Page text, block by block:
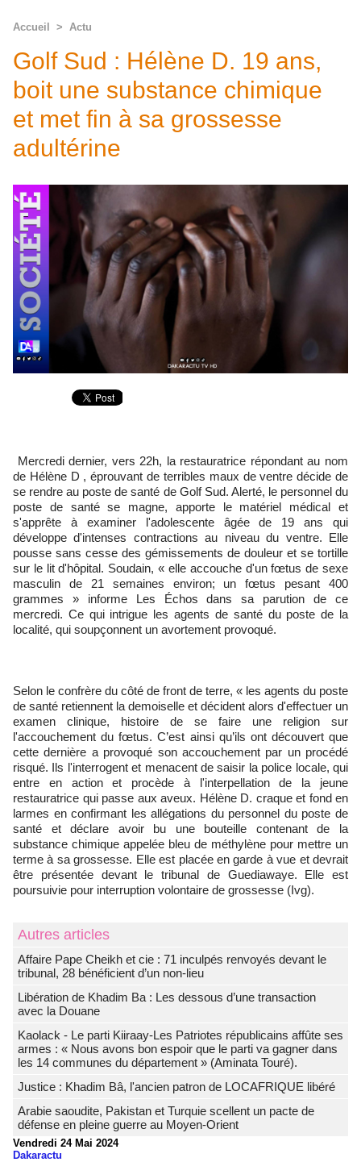
Accueil > Actu
Golf Sud : Hélène D. 19 ans,
boit une substance chimique
et met fin à sa grossesse
adultérine
Mercredi dernier, vers 22h, la restauratrice répondant au nom
de Hélène D , éprouvant de terribles maux de ventre décide de
se rendre au poste de santé de Golf Sud. Alerté, le personnel du
poste de santé se magne, apporte le matériel médical et
s'apprête à examiner l'adolescente âgée de 19 ans qui
développe d'intenses contractions au niveau du ventre. Elle
pousse sans cesse des gémissements de douleur et se tortille
sur le lit d'hôpital. Soudain, « elle accouche d'un fœtus de sexe
masculin de 21 semaines environ; un fœtus pesant 400
grammes » informe Les Échos dans sa parution de ce
mercredi. Ce qui intrigue les agents de santé du poste de la
localité, qui soupçonnent un avortement provoqué.
Selon le confrère du côté de front de terre, « les agents du poste
de santé retiennent la demoiselle et décident alors d'effectuer un
examen clinique, histoire de se faire une religion sur
l'accouchement du fœtus. C’est ainsi qu’ils ont découvert que
cette dernière a provoqué son accouchement par un procédé
risqué. Ils l'interrogent et menacent de saisir la police locale, qui
entre en action et procède à l'interpellation de la jeune
restauratrice qui passe aux aveux. Hélène D. craque et fond en
larmes en confirmant les allégations du personnel du poste de
santé et déclare avoir bu une bouteille contenant de la
substance chimique appelée bleu de méthylène pour mettre un
terme à sa grossesse. Elle est placée en garde à vue et devrait
être présentée devant le tribunal de Guediawaye. Elle est
poursuivie pour interruption volontaire de grossesse (Ivg).
Autres articles
Affaire Pape Cheikh et cie : 71 inculpés renvoyés devant le
tribunal, 28 bénéficient d’un non-lieu
Libération de Khadim Ba : Les dessous d’une transaction
avec la Douane
Kaolack - Le parti Kiiraay-Les Patriotes républicains affûte ses
armes : « Nous avons bon espoir que le parti va gagner dans
les 14 communes du département » (Aminata Touré).
Justice : Khadim Bâ, l'ancien patron de LOCAFRIQUE libéré
Arabie saoudite, Pakistan et Turquie scellent un pacte de
défense en pleine guerre au Moyen-Orient
Vendredi 24 Mai 2024
Dakaractu